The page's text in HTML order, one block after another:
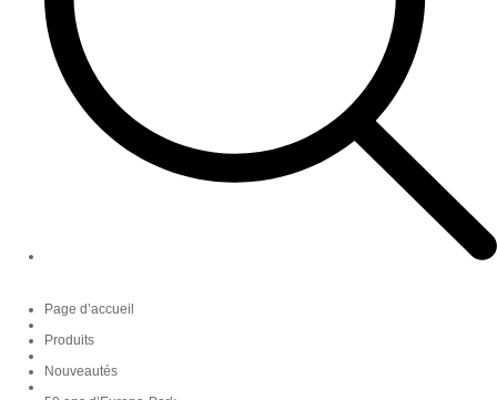
Page d’accueil
Produits
Nouveautés